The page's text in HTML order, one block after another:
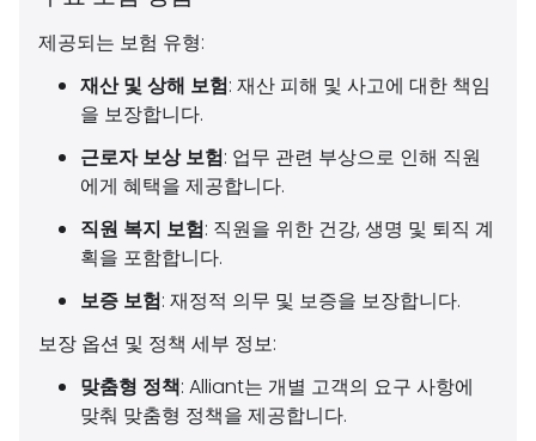
제공되는 보험 유형:
재산 및 상해 보험: 재산 피해 및 사고에 대한 책임
을 보장합니다.
근로자 보상 보험: 업무 관련 부상으로 인해 직원
에게 혜택을 제공합니다.
직원 복지 보험: 직원을 위한 건강, 생명 및 퇴직 계
획을 포함합니다.
보증 보험: 재정적 의무 및 보증을 보장합니다.
보장 옵션 및 정책 세부 정보:
맞춤형 정책: Alliant는 개별 고객의 요구 사항에
맞춰 맞춤형 정책을 제공합니다.